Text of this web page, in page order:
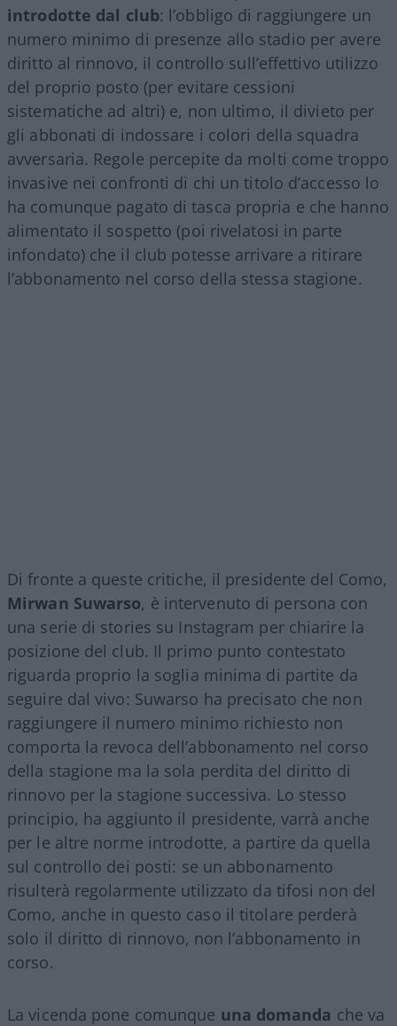
introdotte dal club: l’obbligo di raggiungere un
numero minimo di presenze allo stadio per avere
diritto al rinnovo, il controllo sull’effettivo utilizzo
del proprio posto (per evitare cessioni
sistematiche ad altri) e, non ultimo, il divieto per
gli abbonati di indossare i colori della squadra
avversaria. Regole percepite da molti come troppo
invasive nei confronti di chi un titolo d’accesso lo
ha comunque pagato di tasca propria e che hanno
alimentato il sospetto (poi rivelatosi in parte
infondato) che il club potesse arrivare a ritirare
l’abbonamento nel corso della stessa stagione.
Di fronte a queste critiche, il presidente del Como,
Mirwan Suwarso, è intervenuto di persona con
una serie di stories su Instagram per chiarire la
posizione del club. Il primo punto contestato
riguarda proprio la soglia minima di partite da
seguire dal vivo: Suwarso ha precisato che non
raggiungere il numero minimo richiesto non
comporta la revoca dell’abbonamento nel corso
della stagione ma la sola perdita del diritto di
rinnovo per la stagione successiva. Lo stesso
principio, ha aggiunto il presidente, varrà anche
per le altre norme introdotte, a partire da quella
sul controllo dei posti: se un abbonamento
risulterà regolarmente utilizzato da tifosi non del
Como, anche in questo caso il titolare perderà
solo il diritto di rinnovo, non l’abbonamento in
corso.
La vicenda pone comunque una domanda che va